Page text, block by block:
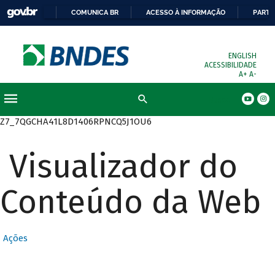
COMUNICA BR ACESSO À INFORMAÇÃO
ENGLISH
ACESSIBILIDADE
A+ A-
Z7_7QGCHA41L8D1406RPNCQ5J1OU6
Visualizador do
Conteúdo da Web
Ações